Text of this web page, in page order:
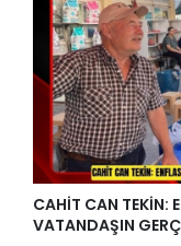
CAHİT CAN TEKİN:
VATANDAŞIN